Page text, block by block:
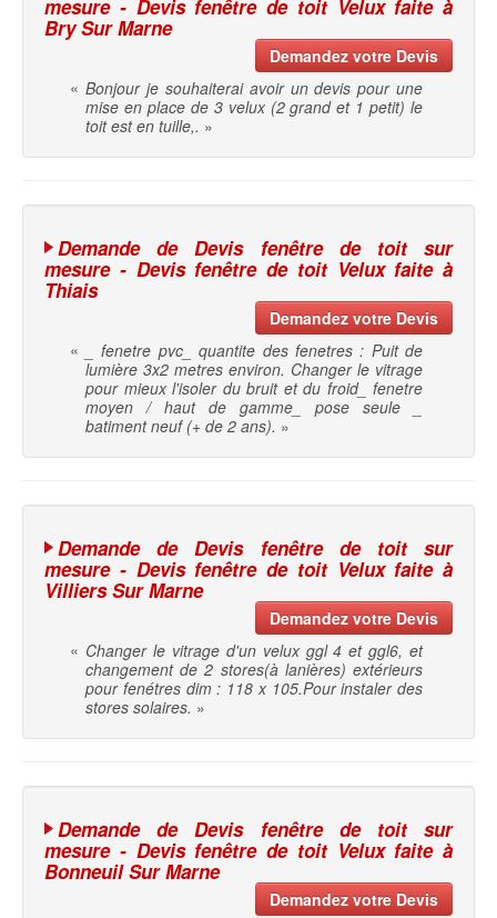
mesure - Devis fenêtre de toit Velux faite à
Bry Sur Marne
Demandez votre Devis
« Bonjour je souhaiterai avoir un devis pour une
mise en place de 3 velux (2 grand et 1 petit) le
toit est en tuille,. »
Demande de Devis fenêtre de toit sur
mesure - Devis fenêtre de toit Velux faite à
Thiais
Demandez votre Devis
«
_ fenetre pvc_ quantite des fenetres : Puit de
lumière 3x2 metres environ. Changer le vitrage
pour mieux l'isoler du bruit et du froid_ fenetre
moyen / haut de gamme_ pose seule _
batiment neuf (+ de 2 ans). »
Demande de Devis fenêtre de toit sur
mesure - Devis fenêtre de toit Velux faite à
Villiers Sur Marne
Demandez votre Devis
« Changer le vitrage d'un velux ggl 4 et ggl6, et
changement de 2 stores(à lanières) extérieurs
pour fenétres dim : 118 x 105.Pour instaler des
stores solaires. »
Demande de Devis fenêtre de toit sur
mesure - Devis fenêtre de toit Velux faite à
Bonneuil Sur Marne
Demandez votre Devis